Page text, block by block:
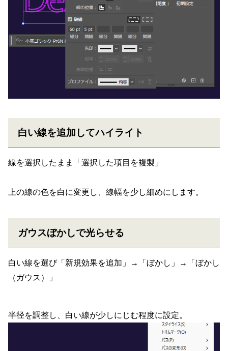
白い線を追加してハイライト
線を選択したまま「選択した項目を複製」
上の線の色を白に変更し、線幅を少し細めにします。
ガウスぼかしで光らせる
白い線を選び「新規効果を追加」→「ぼかし」→「ぼかし
（ガウス）」
半径を調整し、白い線が少しにじむ程度に設定。